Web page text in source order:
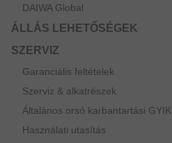
DAIWA Global
ÁLLÁS LEHETŐSÉGEK
SZERVIZ
Garanciális feltételek
Szerviz & alkatrészek
Általános orsó karbantartási GYIK
Használati utasítás